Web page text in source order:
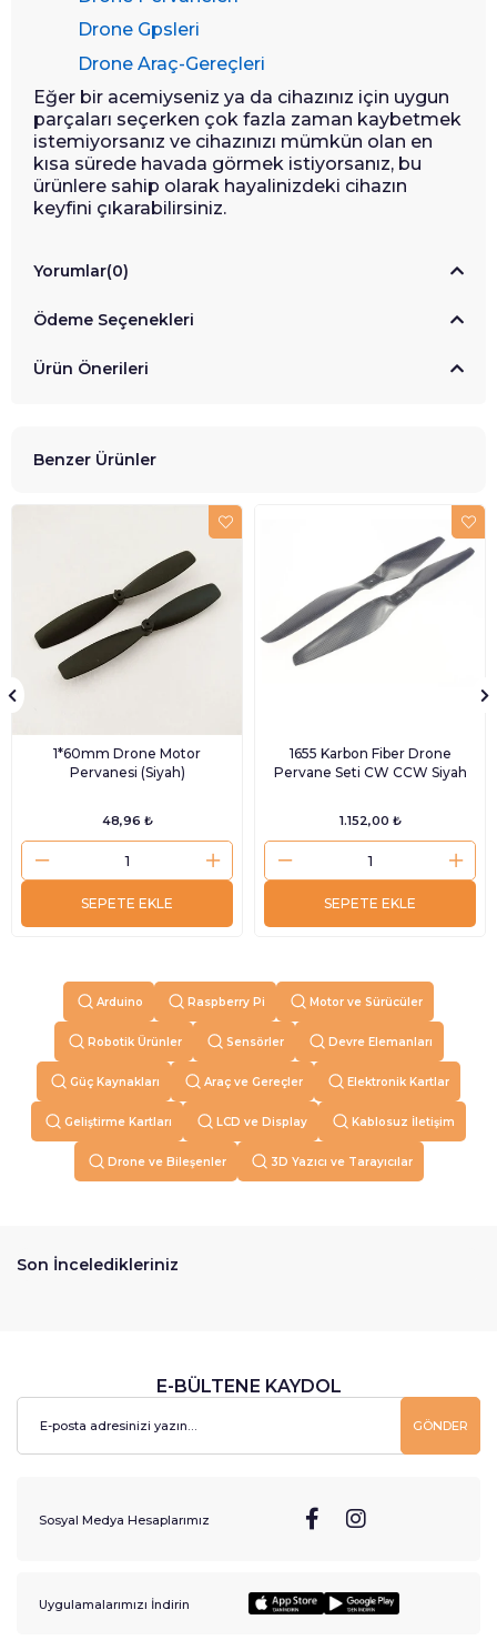
Drone Gpsleri
Drone Araç-Gereçleri
Eğer bir acemiyseniz ya da cihazınız için uygun
parçaları seçerken çok fazla zaman kaybetmek
istemiyorsanız ve cihazınızı mümkün olan en
kısa sürede havada görmek istiyorsanız, bu
ürünlere sahip olarak hayalinizdeki cihazın
keyfini çıkarabilirsiniz.
Yorumlar(0)
Ödeme Seçenekleri
Ürün Önerileri
Benzer Ürünler
1*60mm Drone Motor
Pervanesi (Siyah)
48,96 ₺
SEPETE EKLE
1655 Karbon Fiber Drone
Pervane Seti CW CCW Siyah
1.152,00 ₺
SEPETE EKLE
Arduino Raspberry Pi Motor ve Sürücüler
Robotik Ürünler Sensörler Devre Elemanları
Güç Kaynakları Araç ve Gereçler Elektronik Kartlar
Geliştirme Kartları LCD ve Display Kablosuz İletişim
Drone ve Bileşenler 3D Yazıcı ve Tarayıcılar
Son İnceledikleriniz
E-BÜLTENE KAYDOL
GÖNDER
Sosyal Medya Hesaplarımız
Uygulamalarımızı İndirin